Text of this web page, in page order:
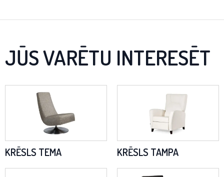
JŪS VARĒTU INTERESĒT
KRĒSLS TEMA KRĒSLS TAMPA